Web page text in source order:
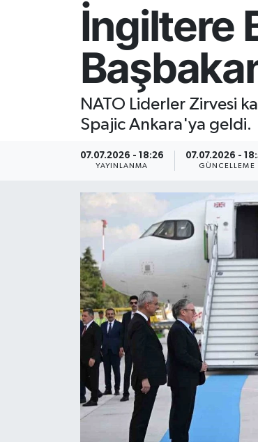
İngiltere
NATO Liderler Zirvesi
Spajic Ankara'ya geldi.
07.07.2026 - 18:26
YAYINLANMA
07.07.2026 -
GÜNCELLEME